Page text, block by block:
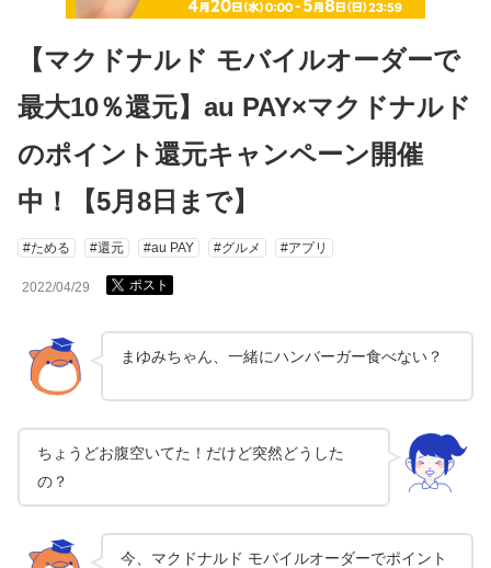
【マクドナルド モバイルオーダーで
最大10％還元】au PAY×マクドナルド
のポイント還元キャンペーン開催
中！【5月8日まで】
#ためる #還元 #au PAY #グルメ #アプリ
2022/04/29 ポスト
まゆみちゃん、一緒にハンバーガー食べない？
ちょうどお腹空いてた！だけど突然どうした
の？
今、マクドナルド モバイルオーダーでポイント